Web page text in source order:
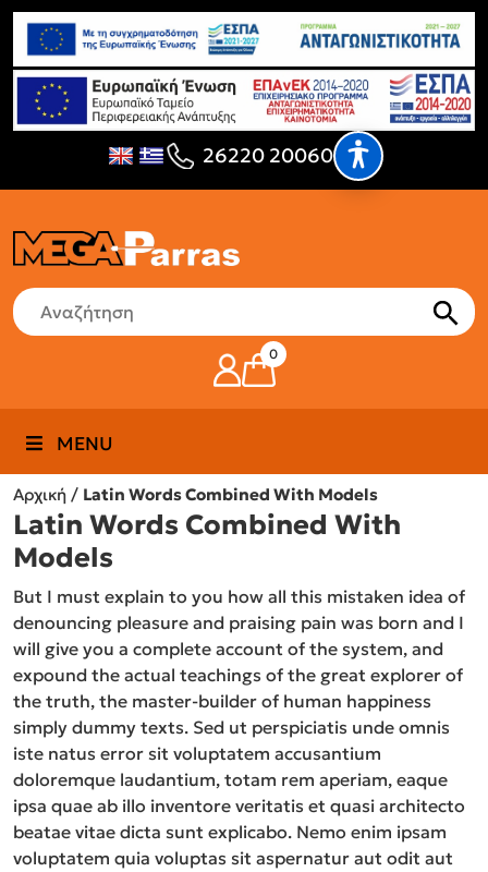
26220 20060
0
MENU
Αρχική / Latin Words Combined With Models
Latin Words Combined With
Models
But I must explain to you how all this mistaken idea of
denouncing pleasure and praising pain was born and I
will give you a complete account of the system, and
expound the actual teachings of the great explorer of
the truth, the master-builder of human happiness
simply dummy texts. Sed ut perspiciatis unde omnis
iste natus error sit voluptatem accusantium
doloremque laudantium, totam rem aperiam, eaque
ipsa quae ab illo inventore veritatis et quasi architecto
beatae vitae dicta sunt explicabo. Nemo enim ipsam
voluptatem quia voluptas sit aspernatur aut odit aut